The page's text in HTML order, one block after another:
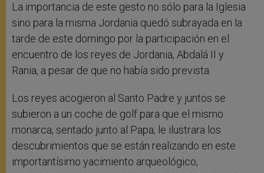
La importancia de este gesto no sólo para la Iglesia
sino para la misma Jordania quedó subrayada en la
tarde de este domingo por la participación en el
encuentro de los reyes de Jordania, Abdalá II y
Rania, a pesar de que no había sido prevista.
Los reyes acogieron al Santo Padre y juntos se
subieron a un coche de golf para que el mismo
monarca, sentado junto al Papa, le ilustrara los
descubrimientos que se están realizando en este
importantísimo yacimiento arqueológico,